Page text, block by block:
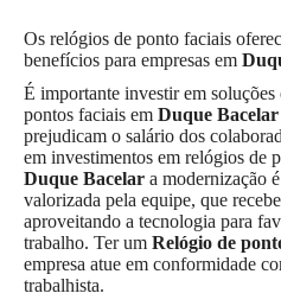
Os relógios de ponto faciais
benefícios para empresas em
É importante investir em
pontos faciais em Duque Bacelar
prejudicam o salário dos
em investimentos em relógios de
Duque Bacelar a modernização
valorizada pela equipe, que
aproveitando a tecnologia para
trabalho. Ter um Relógio de
empresa atue em conformidade
trabalhista.